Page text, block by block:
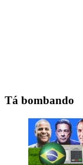
Tá bombando